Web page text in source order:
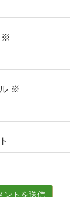
※
※